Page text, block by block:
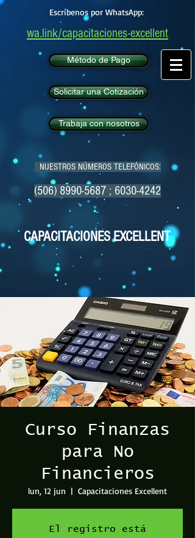
Escríbenos por WhatsApp:
wa.link/capacitaciones-excellent
Método de Pago
Solicitar una Cotización
Trabaja con nosotros
NUESTROS NÚMEROS TELEFÓNICOS:
(506) 8990-5687 ; 6030-4242
CAPACITACIONES EXCELLENT
Curso Finanzas
para No
Financieros
lun, 12 jun
  |
Capacitaciones Excellent
El registro está